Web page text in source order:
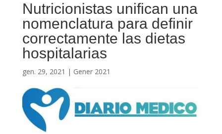
Nutricionistas unifican una
nomenclatura para definir
correctamente las dietas
hospitalarias
gen. 29, 2021 | Gener 2021